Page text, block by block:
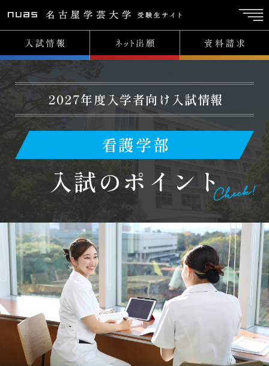
入試情報
イベント
イベントTOP
総合型選抜 入試説明会&対策講座
オープンキャンパス
進学相談会
学部・学科・専攻
2027年度入学者向け入試情報
看護学部
入試のポイント